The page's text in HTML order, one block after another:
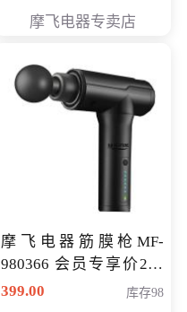
摩飞电器专卖店
摩飞电器筋膜枪MF-
980366 会员专享价299
元
399.00 库存98